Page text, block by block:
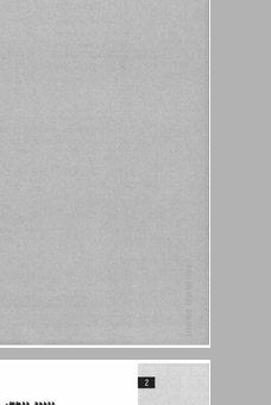
תוכן עניינים ... 3